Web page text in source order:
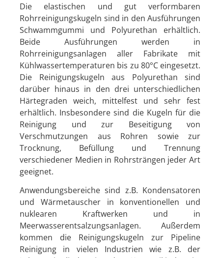
Die elastischen und gut verformbaren
Rohrreinigungskugeln sind in den Ausführungen
Schwammgummi und Polyurethan erhältlich.
Beide Ausführungen werden in
Rohrreinigungsanlagen aller Fabrikate mit
Kühlwassertemperaturen bis zu 80°C eingesetzt.
Die Reinigungskugeln aus Polyurethan sind
darüber hinaus in den drei unterschiedlichen
Härtegraden weich, mittelfest und sehr fest
erhältlich. Insbesondere sind die Kugeln für die
Reinigung und zur Beseitigung von
Verschmutzungen aus Rohren sowie zur
Trocknung, Befüllung und Trennung
verschiedener Medien in Rohrsträngen jeder Art
geeignet.
Anwendungsbereiche sind z.B. Kondensatoren
und Wärmetauscher in konventionellen und
nuklearen Kraftwerken und in
Meerwasserentsalzungsanlagen. Außerdem
kommen die Reinigungskugeln zur Pipeline
Reinigung in vielen Industrien wie z.B. der